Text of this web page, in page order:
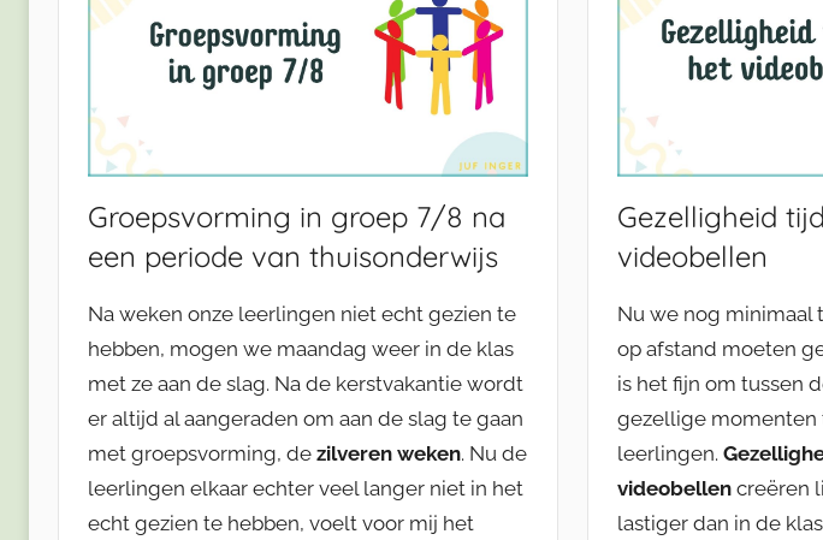
Groepsvorming in groep 7/8 na
een periode van thuisonderwijs
Na weken onze leerlingen niet echt gezien te
hebben, mogen we maandag weer in de klas
met ze aan de slag. Na de kerstvakantie wordt
er altijd al aangeraden om aan de slag te gaan
met groepsvorming, de zilveren weken. Nu de
leerlingen elkaar echter veel langer niet in het
echt gezien te hebben, voelt voor mij het
Gezelligheid
videobellen
Nu we nog minimaal
op afstand moeten
is het fijn om tussen
gezellige momenten
leerlingen.
videobellen creëren
lastiger dan in de